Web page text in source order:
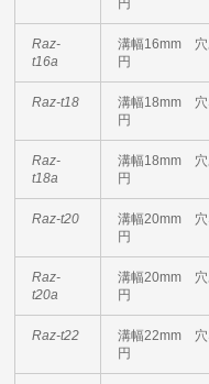
円
Raz-
t16a
溝幅16mm
円
Raz-t18
溝幅18mm
円
Raz-
t18a
溝幅18mm
円
Raz-t20
溝幅20mm
円
Raz-
t20a
溝幅20mm
円
Raz-t22
溝幅22mm
円